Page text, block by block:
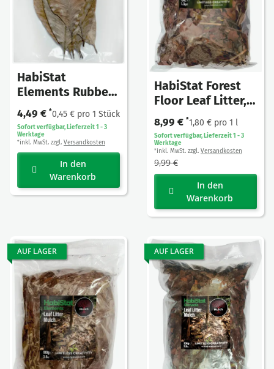
HabiStat
Elements Rubber
Leaves, 10 Stück
4,49 € *0,45 € pro 1 Stück
Sofort verfügbar, Lieferzeit 1 - 3
Werktage
*inkl. MwSt. zzgl. Versandkosten
In den
Warenkorb
HabiStat Forest
Floor Leaf Litter,
Laubstreu
Waldboden 5 L
8,99 € *1,80 € pro 1 l
Sofort verfügbar, Lieferzeit 1 - 3
Werktage
*inkl. MwSt. zzgl. Versandkosten
9,99 €
In den
Warenkorb
AUF LAGER AUF LAGER